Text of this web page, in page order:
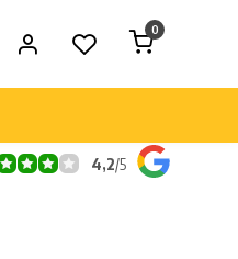
0
4,2/5